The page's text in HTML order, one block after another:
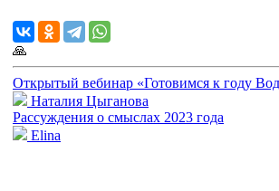
🙏
Открытый вебинар «Готовимся к году
Наталия Цыганова
Рассуждения о смыслах 2023 года
Elina